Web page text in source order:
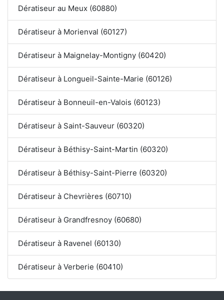
Dératiseur au Meux (60880)
Dératiseur à Morienval (60127)
Dératiseur à Maignelay-Montigny (60420)
Dératiseur à Longueil-Sainte-Marie (60126)
Dératiseur à Bonneuil-en-Valois (60123)
Dératiseur à Saint-Sauveur (60320)
Dératiseur à Béthisy-Saint-Martin (60320)
Dératiseur à Béthisy-Saint-Pierre (60320)
Dératiseur à Chevrières (60710)
Dératiseur à Grandfresnoy (60680)
Dératiseur à Ravenel (60130)
Dératiseur à Verberie (60410)